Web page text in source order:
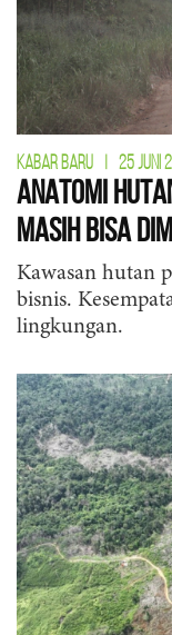
KABAR BARU | 25 JUNI
Anatomi
Masih Bisa
Kawasan hutan
bisnis.
lingkungan.